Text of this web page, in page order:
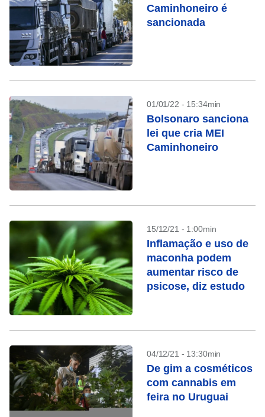
Caminhoneiro é
sancionada
01/01/22 - 15:34min
Bolsonaro sanciona
lei que cria MEI
Caminhoneiro
15/12/21 - 1:00min
Inflamação e uso de
maconha podem
aumentar risco de
psicose, diz estudo
04/12/21 - 13:30min
De gim a cosméticos
com cannabis em
feira no Uruguai